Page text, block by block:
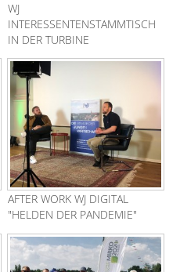
WJ
INTERESSENTENSTAMMTISCH
IN DER TURBINE
AFTER WORK WJ DIGITAL
"HELDEN DER PANDEMIE"